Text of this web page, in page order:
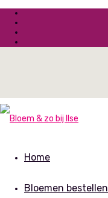
Home
Bloemen bestellen